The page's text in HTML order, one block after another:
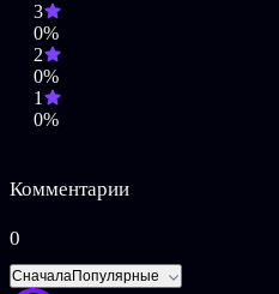
высокие и низкие круглые
шарики в виде сердца
Завораживающие фонари для
А также другие эксклюзивные
висячие горшки с цветами
цветочные башни
3
0%
2
0%
1
0%
Комментарии
0
СначалаПопулярные